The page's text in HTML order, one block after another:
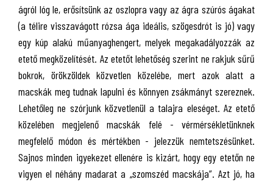
ágról lóg le, erősítsünk az oszlopra vagy az ágra szúrós ágakat
(a télire visszavágott rózsa ága ideális, szögesdrót is jó) vagy
egy kúp alakú műanyaghengert, melyek megakadályozzák az
etető megközelítését. Az etetőt lehetőség szerint ne rakjuk sűrű
bokrok, örökzöldek közvetlen közelébe, mert azok alatt a
macskák meg tudnak lapulni és könnyen zsákmányt szereznek.
Lehetőleg ne szórjunk közvetlenül a talajra eleséget. Az etető
közelében megjelenő macskák felé - vérmérsékletünknek
megfelelő módon és mértékben - jelezzük nemtetszésünket.
Sajnos minden igyekezet ellenére is kizárt, hogy egy etetőn ne
vigyen el néhány madarat a „szomszéd macskája”. Azt jó, ha